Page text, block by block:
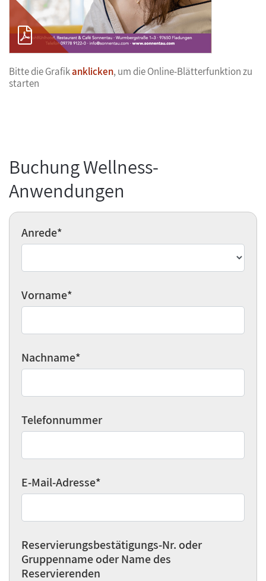
Bitte die Grafikanklicken, um die Online-Blätterfunktion zu
starten
Buchung Wellness-
Anwendungen
Anrede*
Vorname*
Nachname*
Telefonnummer
E-Mail-Adresse*
Reservierungsbestätigungs-Nr. oder
Gruppenname oder Name des
Reservierenden